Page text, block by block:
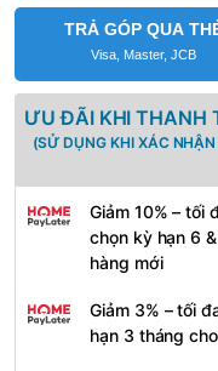
TRẢ GÓP QUA
Visa, Master, JCB
ƯU ĐÃI KHI THANH
(SỬ DỤNG KHI XÁC
Giảm 10% – tối
chọn kỳ hạn 6
hàng mới
Giảm 3% – tối
hạn 3 tháng